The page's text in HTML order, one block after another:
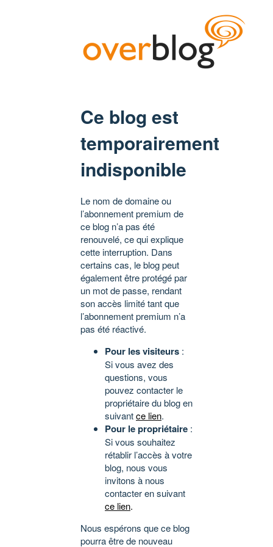
Ce blog est
temporairement
indisponible
Le nom de domaine ou
l’abonnement premium de
ce blog n’a pas été
renouvelé, ce qui explique
cette interruption. Dans
certains cas, le blog peut
également être protégé par
un mot de passe, rendant
son accès limité tant que
l’abonnement premium n’a
pas été réactivé.
Pour les visiteurs :
Si vous avez des
questions, vous
pouvez contacter le
propriétaire du blog en
suivantce lien.
Pour le propriétaire :
Si vous souhaitez
rétablir l’accès à votre
blog, nous vous
invitons à nous
contacter en suivant
ce lien.
Nous espérons que ce blog
pourra être de nouveau